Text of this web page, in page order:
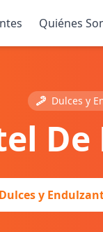
Quiénes
Dulces y
y